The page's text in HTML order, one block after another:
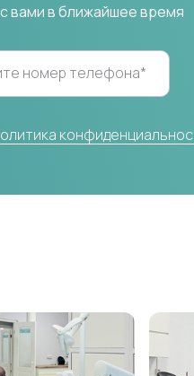
вами в ближайшее время
номер телефона*